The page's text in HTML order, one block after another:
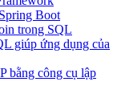
Boot
trong SQL
giúp ứng dụng của
bằng công cụ lập